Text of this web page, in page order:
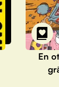
En